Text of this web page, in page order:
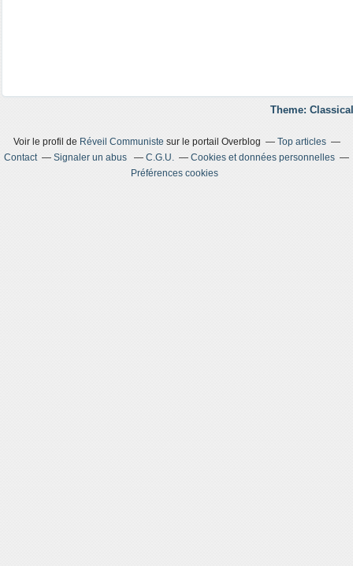
Theme:
Voir le profil de Réveil Communiste sur le portail Overblog
Top articles
Contact
Signaler un abus C.G.U.
Cookies et données personnelles
Préférences cookies